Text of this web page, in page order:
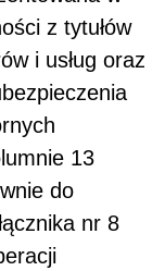
z tytułów
i usług oraz
13
do
nr 8